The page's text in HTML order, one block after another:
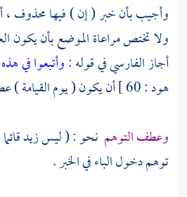
وأجيب بأن خبر ( إن ) فيها محذوف
ولا تختص مراعاة الموضع بأن يكون
أجازالفارسيفي قوله :وأتبعوا في
هود : 60 ] أن يكون ( يوم القيامة ) عطفا على محل هذه .
وعطف التوهم نحو : ( ليس زيد
توهم دخول الباء في الخبر .